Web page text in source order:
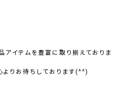
アイテムを豊富に取り揃えておりま
りお待ちしております(^^)